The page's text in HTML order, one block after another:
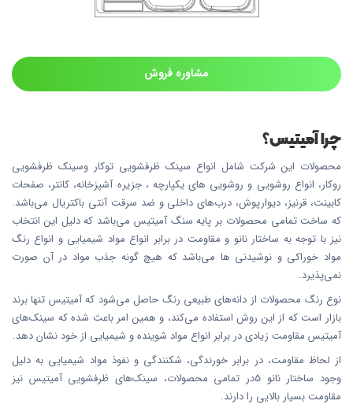
مشاوره فروش
چرا آمیتیس؟
محصولات این شرکت شامل انواع سینک ظرفشویی توکار وسینک ظرفشویی
روکار، انواع روشویی و روشویی های یکپارچه ، جزیره آشپزخانه، کانتر، صفحات
کابینت، قرنیز، دیوارپوش، درب‌های داخلی و ضد سرقت آنتی باکتریال می‌باشد.
که ساخت تمامی محصولات بر پایه سنگ آمیتیس می‌باشد که دلیل این انتخاب
نیز با توجه به ساختار نانو و مقاومت در برابر انواع مواد شیمیایی و انواع رنگ
مواد خوراکی و نوشیدنی ها می‌باشد که هیچ گونه جذب مواد در آن صورت
نمی‌پذیرد.
نوع رنگ محصولات از دانه‌های طبیعی رنگ حاصل می‌شود که آمیتیس تنها برند
بازار است که از این روش استفاده می‌کند، و همین امر باعث شده که سینک‌های
آمیتیس مقاومت زیادی در برابر انواع مواد شوینده و شیمیایی از خود نشان دهد.
از لحاظ مقاومت، در برابر خورندگی، شکنندگی و نفوذ مواد شیمیایی به دلیل
وجود ساختار نانو 5در تمامی محصولات، سینک‌های ظرفشویی آمیتیس نیز
مقاومت بسیار بالایی را دارند.